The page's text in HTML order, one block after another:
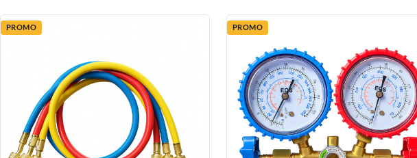
PROMO PROMO